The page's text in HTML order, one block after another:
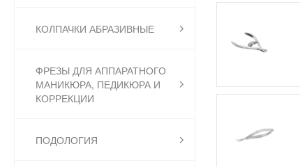
КОЛПАЧКИ АБРАЗИВНЫЕ
ФРЕЗЫ ДЛЯ АППАРАТНОГО
МАНИКЮРА, ПЕДИКЮРА И
КОРРЕКЦИИ
ПОДОЛОГИЯ